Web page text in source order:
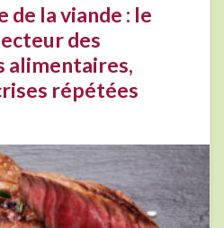
de la viande : le
des
alimentaires,
répétées